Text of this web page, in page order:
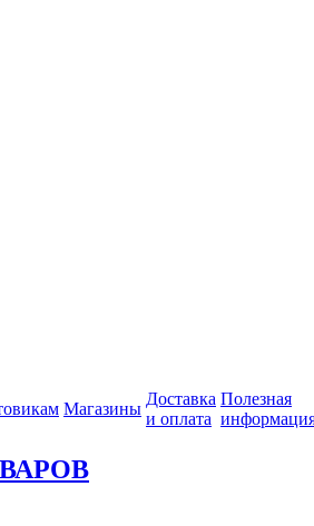
Магазины
Доставка
и оплата
Полезная